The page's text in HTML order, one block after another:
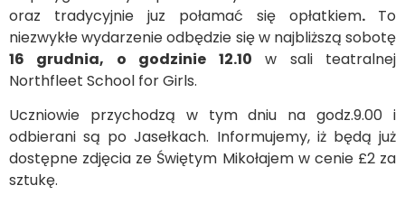
oraz tradycyjnie juz połamać się opłatkiem. To
niezwykłe wydarzenie odbędzie się w najbliższą sobotę
16 grudnia, o godzinie 12.10 w sali teatralnej
Northfleet School for Girls.
Uczniowie przychodzą w tym dniu na godz.9.00 i
odbierani są po Jasełkach. Informujemy, iż będą już
dostępne zdjęcia ze Świętym Mikołajem w cenie £2 za
sztukę.